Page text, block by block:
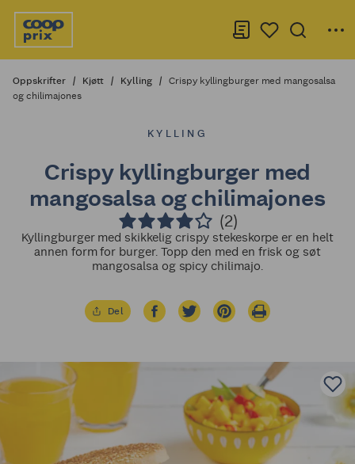
Oppskrifter Kjøtt Kylling
Crispy kyllingburger med mangosalsa
og chilimajones
KYLLING
Crispy kyllingburger med
mangosalsa og chilimajones
(2)
Kyllingburger med skikkelig crispy stekeskorpe er en helt
annen form for burger. Topp den med en frisk og søt
mangosalsa og spicy chilimajo.
Del